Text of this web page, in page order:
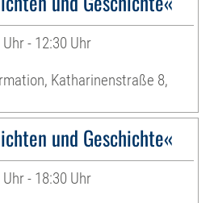
- 12:30 Uhr
Katharinenstraße 8,
und Geschichte«
- 18:30 Uhr